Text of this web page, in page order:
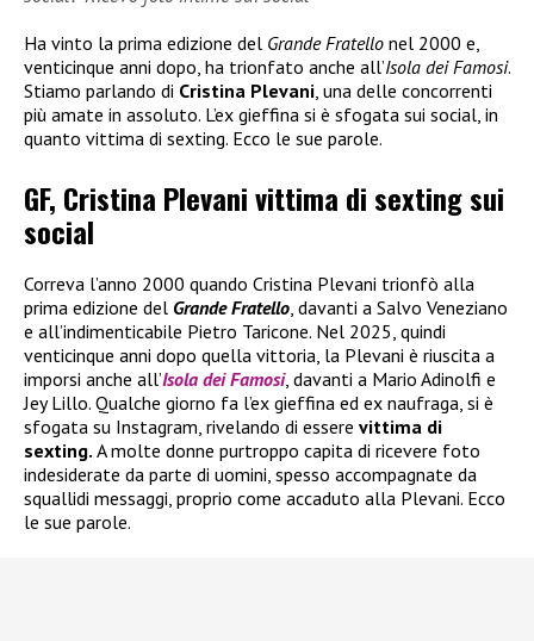
Ha vinto la prima edizione del Grande Fratello nel 2000 e,
venticinque anni dopo, ha trionfato anche all’Isola dei Famosi.
Stiamo parlando di Cristina Plevani , una delle concorrenti
più amate in assoluto. L’ex gieffina si è sfogata sui social, in
quanto vittima di sexting. Ecco le sue parole.
GF, Cristina Plevani vittima di sexting sui
social
Correva l’anno 2000 quando Cristina Plevani trionfò alla
prima edizione del Grande Fratello , davanti a Salvo Veneziano
e all’indimenticabile Pietro Taricone. Nel 2025, quindi
venticinque anni dopo quella vittoria, la Plevani è riuscita a
imporsi anche all’Isola dei Famosi, davanti a Mario Adinolfi e
Jey Lillo. Qualche giorno fa l’ex gieffina ed ex naufraga, si è
sfogata su Instagram, rivelando di essere vittima di
sexting. A molte donne purtroppo capita di ricevere foto
indesiderate da parte di uomini, spesso accompagnate da
squallidi messaggi, proprio come accaduto alla Plevani. Ecco
le sue parole.